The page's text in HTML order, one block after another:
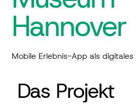
Hannover
Mobile Erlebnis-App als
Das Projekt